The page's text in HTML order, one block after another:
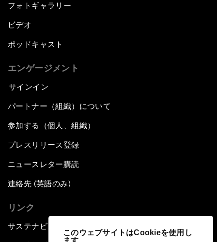
このウェブサイトはCookieを使用し
ます
フォトギャラリー
ビデオ
ポッドキャスト
エンゲージメント
サインイン
パートナー（組織）について
参加する（個人、組織）
プレスリリース登録
ニュースレター購読
連絡先 (英語のみ)
リンク
サステナビリティへの取り組み